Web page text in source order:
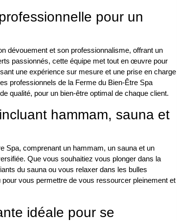
pour un
dévouement et son professionnalisme, offrant un
passionnés, cette équipe met tout en œuvre pour
une expérience sur mesure et une prise en charge
professionnels de la Ferme du Bien-Être Spa
qualité, pour un bien-être optimal de chaque client.
hammam, sauna et
Spa, comprenant un hammam, un sauna et un
Que vous souhaitiez vous plonger dans la
du sauna ou vous relaxer dans les bulles
vous permettre de vous ressourcer pleinement et
idéale pour se